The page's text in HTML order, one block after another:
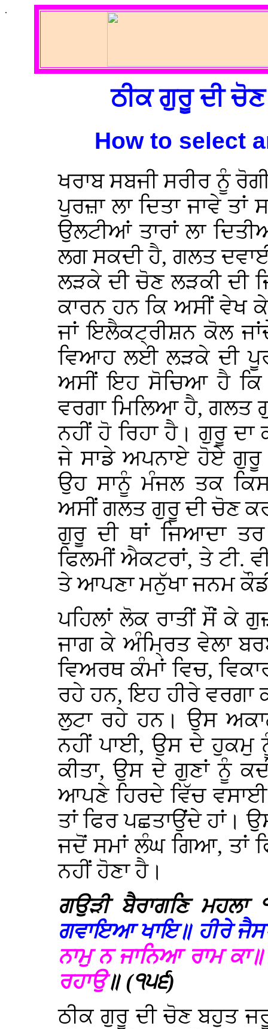
.
ਠੀਕ ਗੁਰੂ ਦੀ
How to select
ਖਰਾਬ ਸਬਜੀ ਸਰੀਰ ਨੂੰ
ਪੁਰਜ਼ਾ ਲਾ ਦਿਤਾ ਜਾਵੇ ਤਾਂ
ਉਲਟੀਆਂ ਤਾਰਾਂ ਲਾ
ਲਗ ਸਕਦੀ ਹੈ, ਗਲਤ
ਲੜਕੇ ਦੀ ਚੋਣ ਲੜਕੀ ਦੀ
ਕਾਰਨ ਹਨ ਕਿ ਅਸੀਂ ਵੇਖ
ਜਾਂ ਇਲੈਕਟ੍ਰੀਸ਼ਨ ਕੋਲ
ਵਿਆਹ ਲਈ ਲੜਕੇ ਦੀ
ਅਸੀਂ ਇਹ ਸੋਚਿਆ ਹੈ ਕਿ
ਵਰਗਾ ਮਿਲਿਆ ਹੈ, ਗਲਤ
ਨਹੀਂ ਹੋ ਰਿਹਾ ਹੈ। ਗੁਰੂ
ਜੇ ਸਾਡੇ ਅਪਨਾਏ ਹੋਏ ਗੁਰੂ
ਉਹ ਸਾਨੂੰ ਮੰਜਲ ਤਕ
ਅਸੀਂ ਗਲਤ ਗੁਰੂ ਦੀ ਚੋਣ
ਗੁਰੂ ਦੀ ਥਾਂ ਜਿਆਦਾ
ਫਿਲਮੀਂ ਐਕਟਰਾਂ, ਤੇ ਟੀ.
ਤੇ ਆਪਣਾ ਮਨੁੱਖਾ ਜਨਮ
ਪਹਿਲਾਂ ਲੋਕ ਰਾਤੀਂ ਸੌਂ ਕੇ
ਜਾਗ ਕੇ ਅੰਮ੍ਰਿਤ ਵੇਲਾ
ਵਿਅਰਥ ਕੰਮਾਂ ਵਿਚ,
ਰਹੇ ਹਨ, ਇਹ ਹੀਰੇ ਵਰਗਾ
ਲੁਟਾ ਰਹੇ ਹਨ। ਉਸ
ਨਹੀਂ ਪਾਈ, ਉਸ ਦੇ ਹੁਕਮੁ
ਕੀਤਾ, ਉਸ ਦੇ ਗੁਣਾਂ ਨੂੰ
ਆਪਣੇ ਹਿਰਦੇ ਵਿੱਚ ਵਸਾਈ
ਤਾਂ ਫਿਰ ਪਛਤਾਉਂਦੇ ਹਾਂ।
ਜਦੋਂ ਸਮਾਂ ਲੰਘ ਗਿਆ, ਤਾਂ
ਨਹੀਂ ਹੋਣਾ ਹੈ।
ਗਉੜੀ ਬੈਰਾਗਣਿ
ਗਵਾਇਆ ਖਾਇ॥ ਹੀਰੇ
ਨਾਮੁ ਨ ਜਾਨਿਆ ਰਾਮ
ਰਹਾਉ॥ (੧੫੬)
ਠੀਕ ਗੁਰੂ ਦੀ ਚੋਣ ਬਹੁਤ